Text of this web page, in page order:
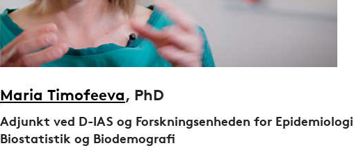
Maria Timofeeva, PhD
Adjunkt ved D-IAS og Forskningsenheden for
Biostatistik og Biodemografi